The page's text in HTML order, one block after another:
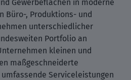
Gewerbeflächen in moderne
Büro-, Produktions- und
unterschiedlicher
Portfolio an
kleinen und
maßgeschneiderte
Serviceleistungen